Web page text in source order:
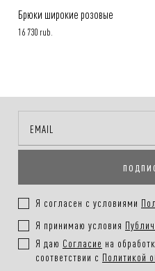
Брюки широкие розовые
16 730 rub.
Я согласен с условиями
Я принимаю условия
Я даю Согласие на
соответствии с Политикой